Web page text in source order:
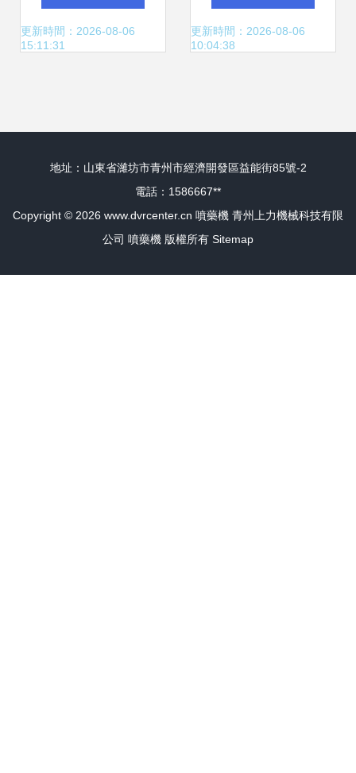
廠家直供的專業選
更新時間：2026-08-06
15:11:31
植保機械配件解析
更新時間：2026-08-06
10:04:38
地址：山東省濰坊市青州市經濟開發區益能街85號-2
電話：1586667**
Copyright © 2026 www.dvrcenter.cn 噴藥機 青州上力機械科技有限
公司 噴藥機 版權所有 Sitemap